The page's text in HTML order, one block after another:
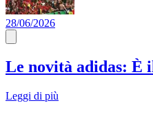
28/06/2026
Le novità adidas: È
Leggi di più